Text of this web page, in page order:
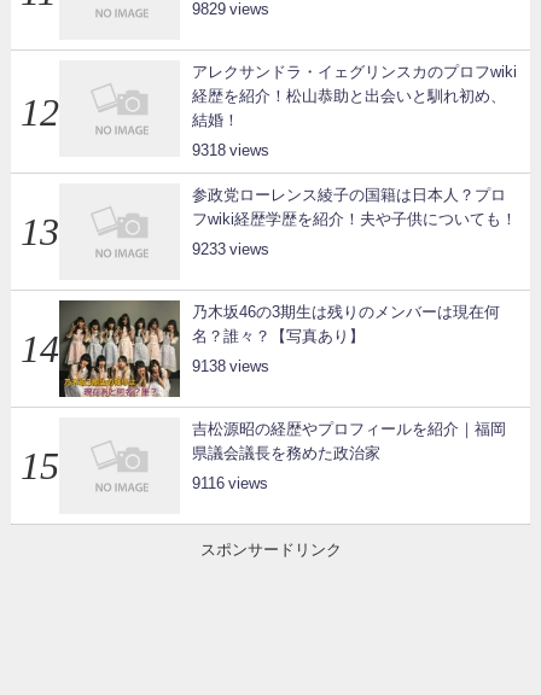
9829
アレクサンドラ・イェグリンスカのプロフwiki
経歴を紹介！松山恭助と出会いと馴れ初め、
結婚！
9318
参政党ローレンス綾子の国籍は日本人？プロ
フwiki経歴学歴を紹介！夫や子供についても！
9233
乃木坂46の3期生は残りのメンバーは現在何
名？誰々？【写真あり】
9138
吉松源昭の経歴やプロフィールを紹介｜福岡
県議会議長を務めた政治家
9116
スポンサードリンク